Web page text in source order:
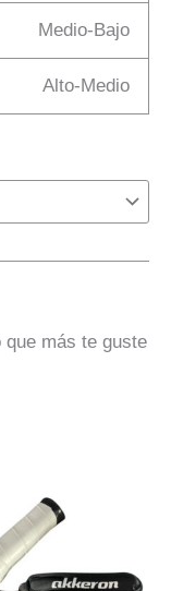
Medio-Bajo
Alto-Medio
que más te guste